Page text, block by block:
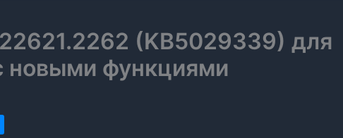
(KB5029339) для
новыми функциями